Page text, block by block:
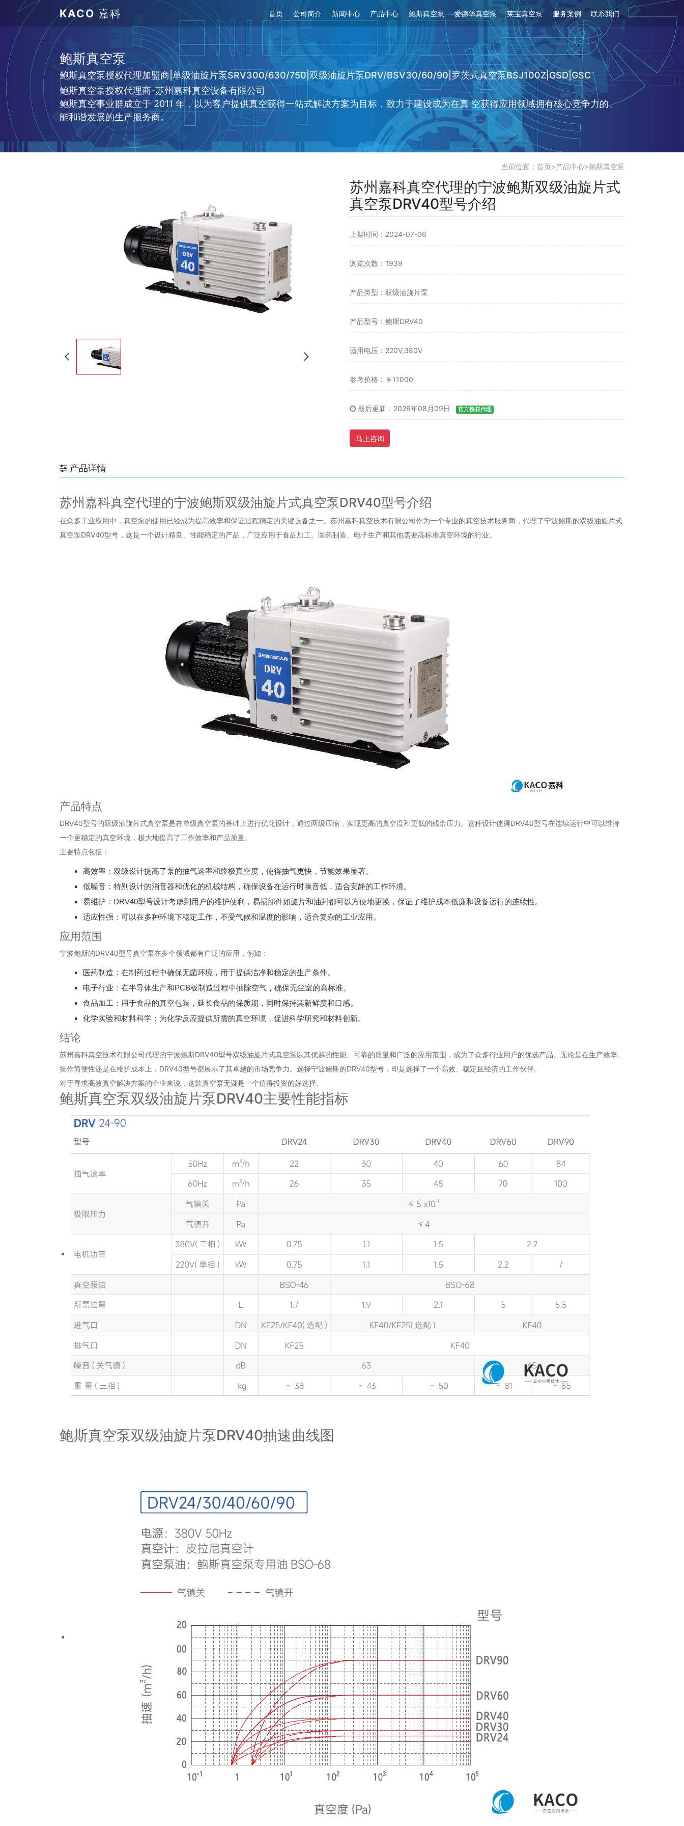
KACO 嘉科 首页 公司简介 新闻中心 产品中心 鲍斯真空泵 爱德华真空泵 莱宝真空泵 服务案例 联系我们
鲍斯真空泵
鲍斯真空泵授权代理加盟商|单级油旋片泵SRV300/630/750|双级油旋片泵DRV/BSV30/60/90|罗茨式真空泵BSJ100Z|GSD|GSC
鲍斯真空泵授权代理商-苏州嘉科真空设备有限公司
鲍斯真空事业群成立于 2011 年，以为客户提供真空获得一站式解决方案为目标，致力于建设成为在真 空获得应用领域拥有核心竞争力的、
能和谐发展的生产服务商。
当前位置： 首页>产品中心>鲍斯真空泵
苏州嘉科真空代理的宁波鲍斯双级油旋片式
真空泵DRV40型号介绍
上架时间：2024-07-06
浏览次数：1939
产品类型：双级油旋片泵
产品型号：鲍斯DRV40
适用电压：220V,380V
参考价格：￥11000
最后更新：2026年08月09日 官方授权代理
马上咨询
产品详情
苏州嘉科真空代理的宁波鲍斯双级油旋片式真空泵DRV40型号介绍
在众多工业应用中，真空泵的使用已经成为提高效率和保证过程稳定的关键设备之一。苏州嘉科真空技术有限公司作为一个专业的真空技术服务商，代理了宁波鲍斯的双级油旋片式
真空泵DRV40型号，这是一个设计精良、性能稳定的产品，广泛应用于食品加工、医药制造、电子生产和其他需要高标准真空环境的行业。
产品特点
DRV40型号的双级油旋片式真空泵是在单级真空泵的基础上进行优化设计，通过两级压缩，实现更高的真空度和更低的残余压力。这种设计使得DRV40型号在连续运行中可以维持
一个更稳定的真空环境，极大地提高了工作效率和产品质量。
主要特点包括：
高效率：双级设计提高了泵的抽气速率和终极真空度，使得抽气更快，节能效果显著。
低噪音：特别设计的消音器和优化的机械结构，确保设备在运行时噪音低，适合安静的工作环境。
易维护：DRV40型号设计考虑到用户的维护便利，易损部件如旋片和油封都可以方便地更换，保证了维护成本低廉和设备运行的连续性。
适应性强：可以在多种环境下稳定工作，不受气候和温度的影响，适合复杂的工业应用。
应用范围
宁波鲍斯的DRV40型号真空泵在多个领域都有广泛的应用，例如：
医药制造：在制药过程中确保无菌环境，用于提供洁净和稳定的生产条件。
电子行业：在半导体生产和PCB板制造过程中抽除空气，确保无尘室的高标准。
食品加工：用于食品的真空包装，延长食品的保质期，同时保持其新鲜度和口感。
化学实验和材料科学：为化学反应提供所需的真空环境，促进科学研究和材料创新。
结论
苏州嘉科真空技术有限公司代理的宁波鲍斯DRV40型号双级油旋片式真空泵以其优越的性能、可靠的质量和广泛的应用范围，成为了众多行业用户的优选产品。无论是在生产效率、
操作简便性还是在维护成本上，DRV40型号都展示了其卓越的市场竞争力。选择宁波鲍斯的DRV40型号，即是选择了一个高效、稳定且经济的工作伙伴。
对于寻求高效真空解决方案的企业来说，这款真空泵无疑是一个值得投资的好选择。
鲍斯真空泵双级油旋片泵DRV40主要性能指标
鲍斯真空泵双级油旋片泵DRV40抽速曲线图